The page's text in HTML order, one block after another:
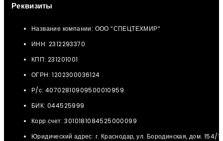
Реквизиты
Название компании: ООО “СПЕЦТЕХМИР“
ИНН: 2312293370
КПП: 231201001
ОГРН: 1202300036124
Р/с: 40702810909500010959
БИК: 044525999
Корр.счет: 3010181084525000099
Юридический адрес: г. Краснодар, ул. Бородинская, дом. 154/